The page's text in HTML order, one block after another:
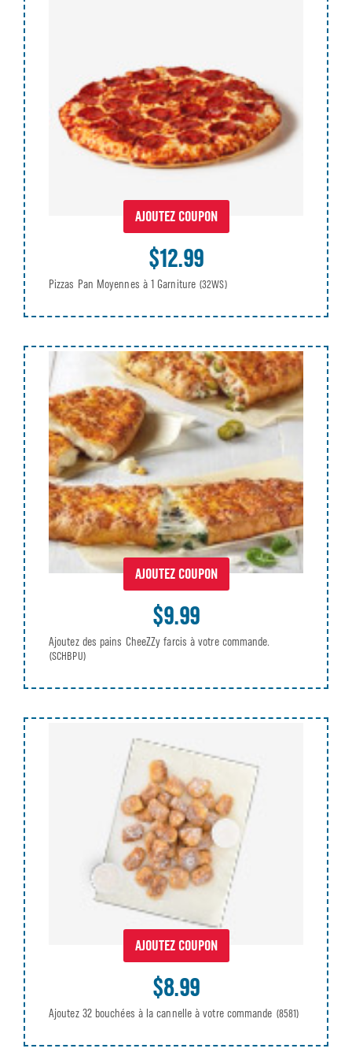
AJOUTEZ COUPON
$12.99
Pizzas Pan Moyennes à 1 Garniture (32WS)
AJOUTEZ COUPON
$9.99
Ajoutez des pains CheeZZy farcis à votre commande.
(SCHBPU)
AJOUTEZ COUPON
$8.99
Ajoutez 32 bouchées à la cannelle à votre commande (8581)